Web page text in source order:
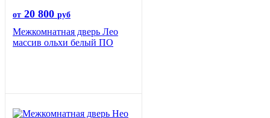
от 20 800 руб
Межкомнатная дверь Лео
массив ольхи белый ПО